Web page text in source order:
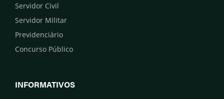
Servidor Civil
Servidor Militar
Previdenciário
Concurso Público
INFORMATIVOS